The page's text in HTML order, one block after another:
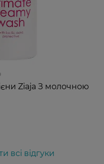
Ziaja З молочною
всі відгуки